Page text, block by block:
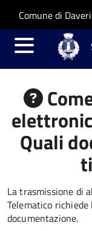
Salta al
Skip to
Comune di
Quali
La trasmissione di
Telematico
documentazione.